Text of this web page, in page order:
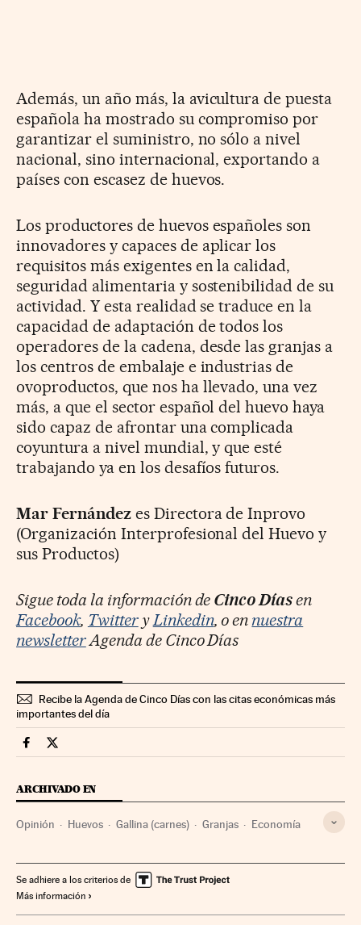
Además, un año más, la avicultura de puesta
española ha mostrado su compromiso por
garantizar el suministro, no sólo a nivel
nacional, sino internacional, exportando a
países con escasez de huevos.
Los productores de huevos españoles son
innovadores y capaces de aplicar los
requisitos más exigentes en la calidad,
seguridad alimentaria y sostenibilidad de su
actividad. Y esta realidad se traduce en la
capacidad de adaptación de todos los
operadores de la cadena, desde las granjas a
los centros de embalaje e industrias de
ovoproductos, que nos ha llevado, una vez
más, a que el sector español del huevo haya
sido capaz de afrontar una complicada
coyuntura a nivel mundial, y que esté
trabajando ya en los desafíos futuros.
Mar Fernándezes Directora de Inprovo
(Organización Interprofesional del Huevo y
sus Productos)
Sigue toda la información de Cinco Díasen
Facebook, TwitteryLinkedin, o ennuestra
newsletterAgenda de Cinco Días
Recibe la Agenda de Cinco Días con las citas económicas más
importantes del día
Opinion Cinco Días en Facebook
Opinion Cinco Días en Twitter
ARCHIVADO EN
Opinión Huevos Gallina (carnes) Granjas Economía
Se adhiere a los criterios de
Más información